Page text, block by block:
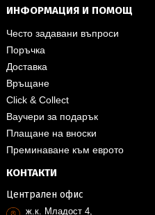
ИНФОРМАЦИЯ И ПОМОЩ
Често задавани въпроси
Поръчка
Доставка
Връщане
Click & Collect
Ваучери за подарък
Плащане на вноски
Преминаване към еврото
КОНТАКТИ
Централен офис
ж.к. Младост 4,